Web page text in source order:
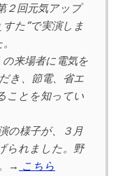
２回元気アップ
すた”で実演しま
の来場者に電気を
き、節電、省エ
ことを知ってい
の様子が、３月
られました。野
→ こちら